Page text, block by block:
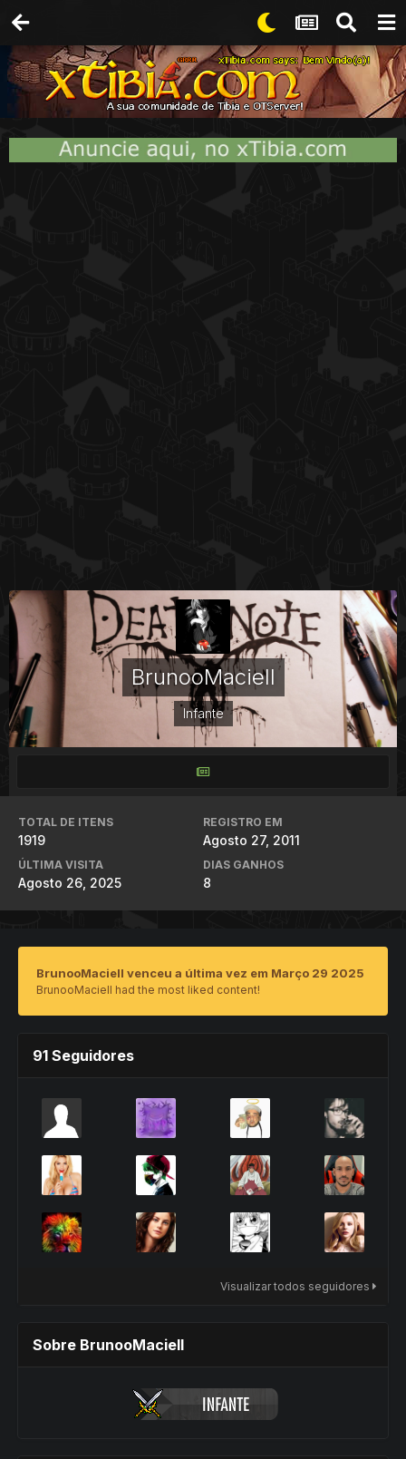
BrunooMaciell
Infante
TOTAL DE ITENS
1919
REGISTRO EM
Agosto 27, 2011
ÚLTIMA VISITA
Agosto 26, 2025
DIAS GANHOS
8
BrunooMaciell venceu a última vez em Março 29 2025
BrunooMaciell had the most liked content!
91 Seguidores
Visualizar todos seguidores
Sobre BrunooMaciell